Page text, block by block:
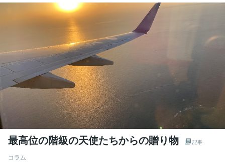
最高位の階級の天使たちからの贈り物 記事
コラム